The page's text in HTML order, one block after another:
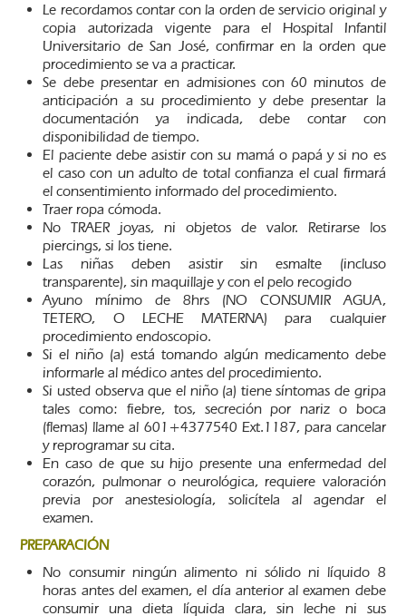
Le recordamos contar con la orden de servicio original y
copia autorizada vigente para el Hospital Infantil
Universitario de San José, confirmar en la orden que
procedimiento se va a practicar.
Se debe presentar en admisiones con 60 minutos de
anticipación a su procedimiento y debe presentar la
documentación ya indicada, debe contar con
disponibilidad de tiempo.
El paciente debe asistir con su mamá o papá y si no es
el caso con un adulto de total confianza el cual firmará
el consentimiento informado del procedimiento.
Traer ropa cómoda.
No TRAER joyas, ni objetos de valor. Retirarse los
piercings, si los tiene.
Las niñas deben asistir sin esmalte (incluso
transparente), sin maquillaje y con el pelo recogido
Ayuno mínimo de 8hrs (NO CONSUMIR AGUA,
TETERO, O LECHE MATERNA) para cualquier
procedimiento endoscopio.
Si el niño (a) está tomando algún medicamento debe
informarle al médico antes del procedimiento.
Si usted observa que el niño (a) tiene síntomas de gripa
tales como: fiebre, tos, secreción por nariz o boca
(flemas) llame al 601+4377540 Ext.1187, para cancelar
y reprogramar su cita.
En caso de que su hijo presente una enfermedad del
corazón, pulmonar o neurológica, requiere valoración
previa por anestesiología, solicítela al agendar el
examen.
PREPARACIÓN
No consumir ningún alimento ni sólido ni líquido 8
horas antes del examen, el día anterior al examen debe
consumir una dieta líquida clara, sin leche ni sus